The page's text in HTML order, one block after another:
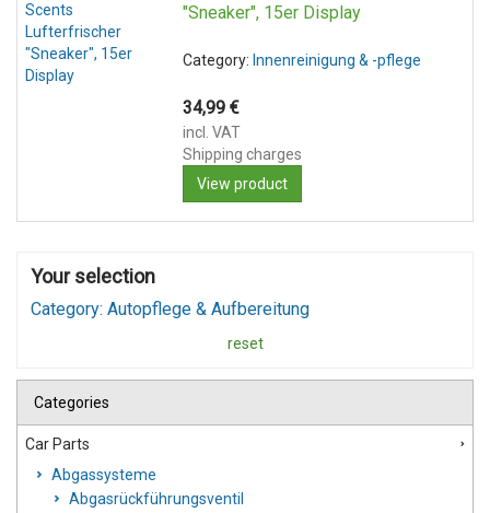
"Sneaker", 15er Display
Category: Innenreinigung & -pflege
34,99 €
incl. VAT
Shipping charges
View product
Your selection
Category: Autopflege & Aufbereitung
reset
Categories
Car Parts
Abgassysteme
Abgasrückführungsventil